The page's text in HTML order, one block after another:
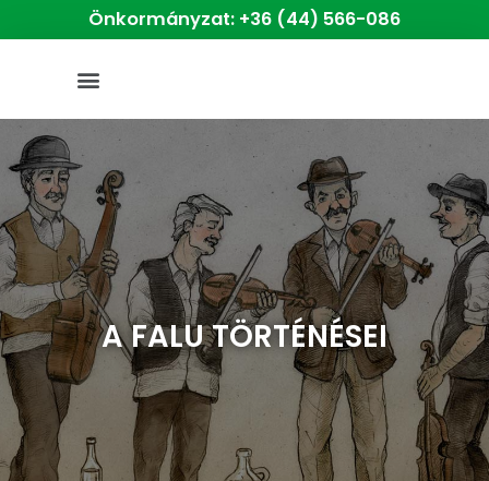
Önkormányzat: +36 (44) 566-086
A FALU TÖRTÉNÉSEI